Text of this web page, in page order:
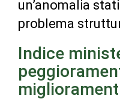
un’anomalia
problema
Indice